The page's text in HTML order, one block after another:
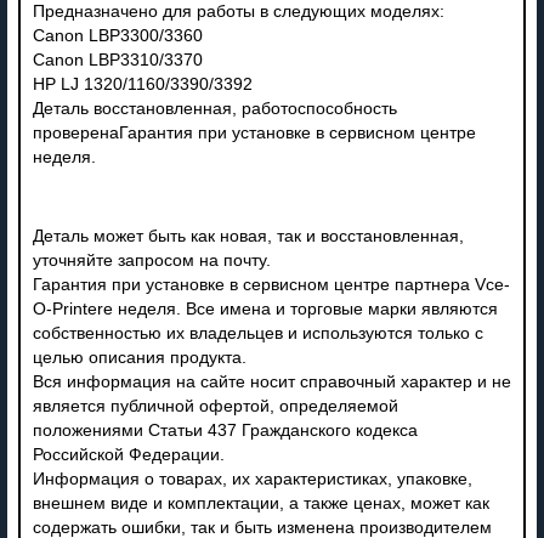
Предназначено для работы в следующих моделях:
Canon LBP3300/3360
Canon LBP3310/3370
HP LJ 1320/1160/3390/3392
Деталь восстановленная, работоспособность
проверенаГарантия при установке в сервисном центре
неделя.
Деталь может быть как новая, так и восстановленная,
уточняйте запросом на почту.
Гарантия при установке в сервисном центре партнера Vce-
O-Printere неделя. Все имена и торговые марки являются
собственностью их владельцев и используются только с
целью описания продукта.
Вся информация на сайте носит справочный характер и не
является публичной офертой, определяемой
положениями Статьи 437 Гражданского кодекса
Российской Федерации.
Информация о товарах, их характеристиках, упаковке,
внешнем виде и комплектации, а также ценах, может как
содержать ошибки, так и быть изменена производителем